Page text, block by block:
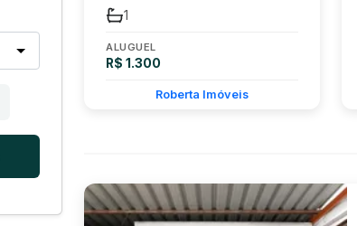
1
ALUGUEL
R$ 1.300
Roberta Imóveis